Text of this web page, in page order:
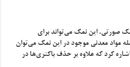
صورتی، این نمک می‌تواند برای
مواد معدنی موجود در این نمک می‌توان
کرد که علاوه بر حذف باکتری‌ها در